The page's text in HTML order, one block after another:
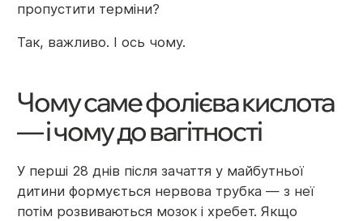
пропустити терміни?
Так, важливо. І ось чому.
Чому саме фолієва кислота
— і чому до вагітності
У перші 28 днів після зачаття у майбутньої
дитини формується нервова трубка — з неї
потім розвиваються мозок і хребет. Якщо